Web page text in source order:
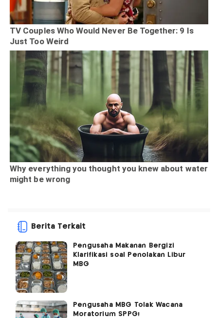
Berita Terkait
Pengusaha Makanan Bergizi
Klarifikasi soal Penolakan Libur
MBG
Pengusaha MBG Tolak Wacana
Moratorium SPPG!